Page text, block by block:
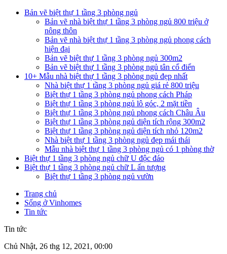
Bản vẽ biệt thự 1 tầng 3 phòng ngủ
Bản vẽ nhà biệt thự 1 tầng 3 phòng ngủ 800 triệu ở
nông thôn
Bản vẽ nhà biệt thự 1 tầng 3 phòng ngủ phong cách
hiện đại
Bản vẽ biệt thự 1 tầng 3 phòng ngủ 300m2
Bản vẽ biệt thự 1 tầng 3 phòng ngủ tân cổ điển
10+ Mẫu nhà biệt thự 1 tầng 3 phòng ngủ đẹp nhất
Nhà biệt thự 1 tầng 3 phòng ngủ giá rẻ 800 triệu
Biệt thự 1 tầng 3 phòng ngủ phong cách Pháp
Biệt thự 1 tầng 3 phòng ngủ lô góc, 2 mặt tiền
Biệt thự 1 tầng 3 phòng ngủ phong cách Châu Âu
Biệt thự 1 tầng 3 phòng ngủ diện tích rộng 300m2
Biệt thự 1 tầng 3 phòng ngủ diện tích nhỏ 120m2
Nhà biệt thự 1 tầng 3 phòng ngủ đẹp mái thái
Mẫu nhà biệt thự 1 tầng 3 phòng ngủ có 1 phòng thờ
Biệt thự 1 tầng 3 phòng ngủ chữ U độc đáo
Biệt thự 1 tầng 3 phòng ngủ chữ L ấn tượng
Biệt thự 1 tầng 3 phòng ngủ vườn
Trang chủ
Sống ở Vinhomes
Tin tức
Tin tức
Chủ Nhật, 26 thg 12, 2021, 00:00